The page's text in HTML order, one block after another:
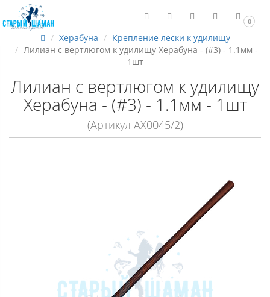
0
Херабуна
Крепление лески к удилищу
Лилиан с вертлюгом к удилищу Херабуна - (#3) - 1.1мм -
1шт
Лилиан с вертлюгом к удилищу
Херабуна - (#3) - 1.1мм - 1шт
(Артикул АХ0045/2)